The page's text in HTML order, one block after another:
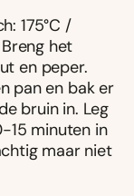
175°C /
het
en peper.
pan en bak er
bruin in. Leg
15 minuten in
maar niet